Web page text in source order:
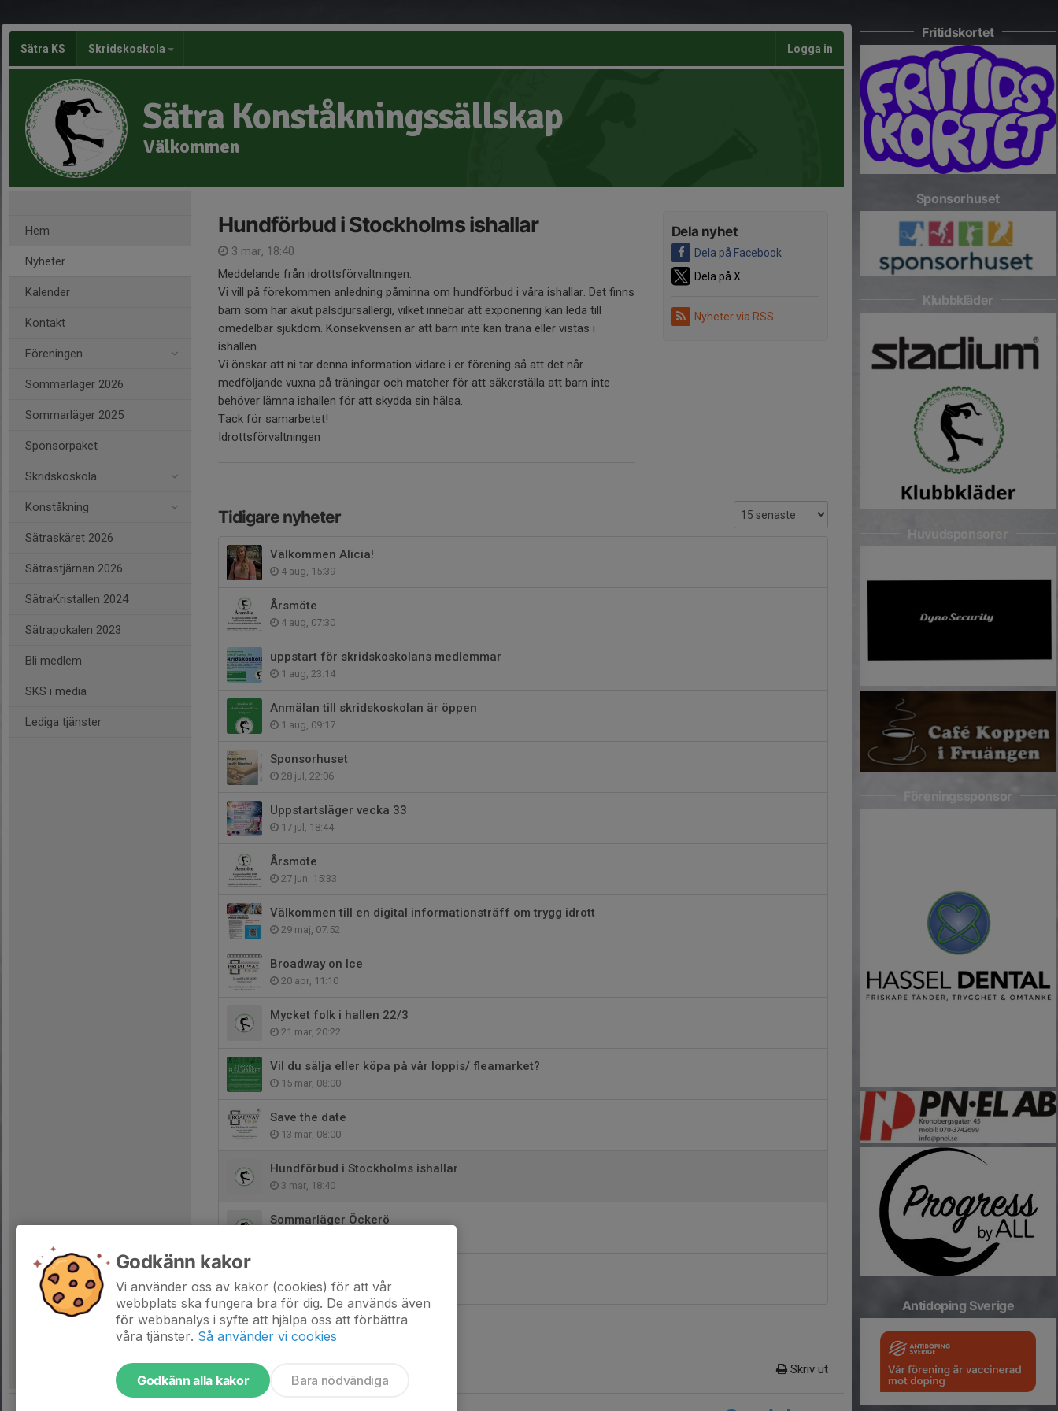
Sätra KS Skridskoskola Logga in
Sätra Konståkningssällskap
Välkommen
Hem
Nyheter
Kalender
Kontakt
Föreningen
Sommarläger 2026
Sommarläger 2025
Sponsorpaket
Skridskoskola
Konståkning
Sätraskäret 2026
Sätrastjärnan 2026
SätraKristallen 2024
Sätrapokalen 2023
Bli medlem
SKS i media
Lediga tjänster
Dela nyhet
Dela på Facebook
Dela på X
Nyheter via RSS
Hundförbud i Stockholms ishallar
3 mar, 18:40
Meddelande från idrottsförvaltningen:
Vi vill på förekommen anledning påminna om hundförbud i våra ishallar. Det finns
barn som har akut pälsdjursallergi, vilket innebär att exponering kan leda till
omedelbar sjukdom. Konsekvensen är att barn inte kan träna eller vistas i
ishallen.
Vi önskar att ni tar denna information vidare i er förening så att det når
medföljande vuxna på träningar och matcher för att säkerställa att barn inte
behöver lämna ishallen för att skydda sin hälsa.
Tack för samarbetet!
Idrottsförvaltningen
Tidigare nyheter
Välkommen Alicia!
4 aug, 15:39
Årsmöte
4 aug, 07:30
uppstart för skridskoskolans medlemmar
1 aug, 23:14
Anmälan till skridskoskolan är öppen
1 aug, 09:17
Sponsorhuset
28 jul, 22:06
Uppstartsläger vecka 33
17 jul, 18:44
Årsmöte
27 jun, 15:33
Välkommen till en digital informationsträff om trygg idrott
29 maj, 07:52
Broadway on Ice
20 apr, 11:10
Mycket folk i hallen 22/3
21 mar, 20:22
Vil du sälja eller köpa på vår loppis/ fleamarket?
15 mar, 08:00
Save the date
13 mar, 08:00
Hundförbud i Stockholms ishallar
3 mar, 18:40
Sommarläger Öckerö
9 feb, 20:13
Skriv ut
Fritidskortet
Sponsorhuset
Klubbkläder
Huvudsponsorer
Föreningssponsor
Antidoping Sverige
Godkänn kakor
Vi använder oss av kakor (cookies) för att vår
webbplats ska fungera bra för dig. De används även
för webbanalys i syfte att hjälpa oss att förbättra
våra tjänster. Så använder vi cookies
Godkänn alla kakor Bara nödvändiga